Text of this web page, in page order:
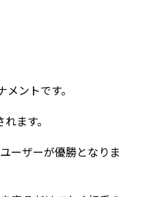
ントです。
ます。
ーザーが優勝となりま